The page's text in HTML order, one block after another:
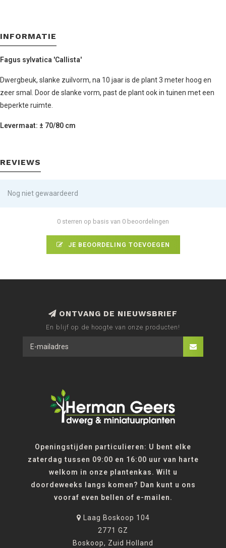
INFORMATIE
Fagus sylvatica 'Callista'
Dwergbeuk, slanke zuilvorm, na 10 jaar is de plant 3 meter hoog en
zeer smal. Door de slanke vorm, past de plant ook in tuinen met een
beperkte ruimte.
Levermaat: ± 70/80 cm
REVIEWS
Nog niet gewaardeerd
0 sterren op basis van 0 beoordelingen
JE BEOORDELING TOEVOEGEN
ONTVANG DE NIEUWSBRIEF
En blijf op de hoogte van onze producten!
Openingstijden particulieren: U bent elke
zaterdag tussen 09:00 en 16:00 uur van harte
welkom in onze plantenkas. Wilt u
doordeweeks langs komen? Dan kunt u ons
vooraf even bellen of e-mailen.
Laag Boskoop 104
2771 GZ
Boskoop, Zuid Holland